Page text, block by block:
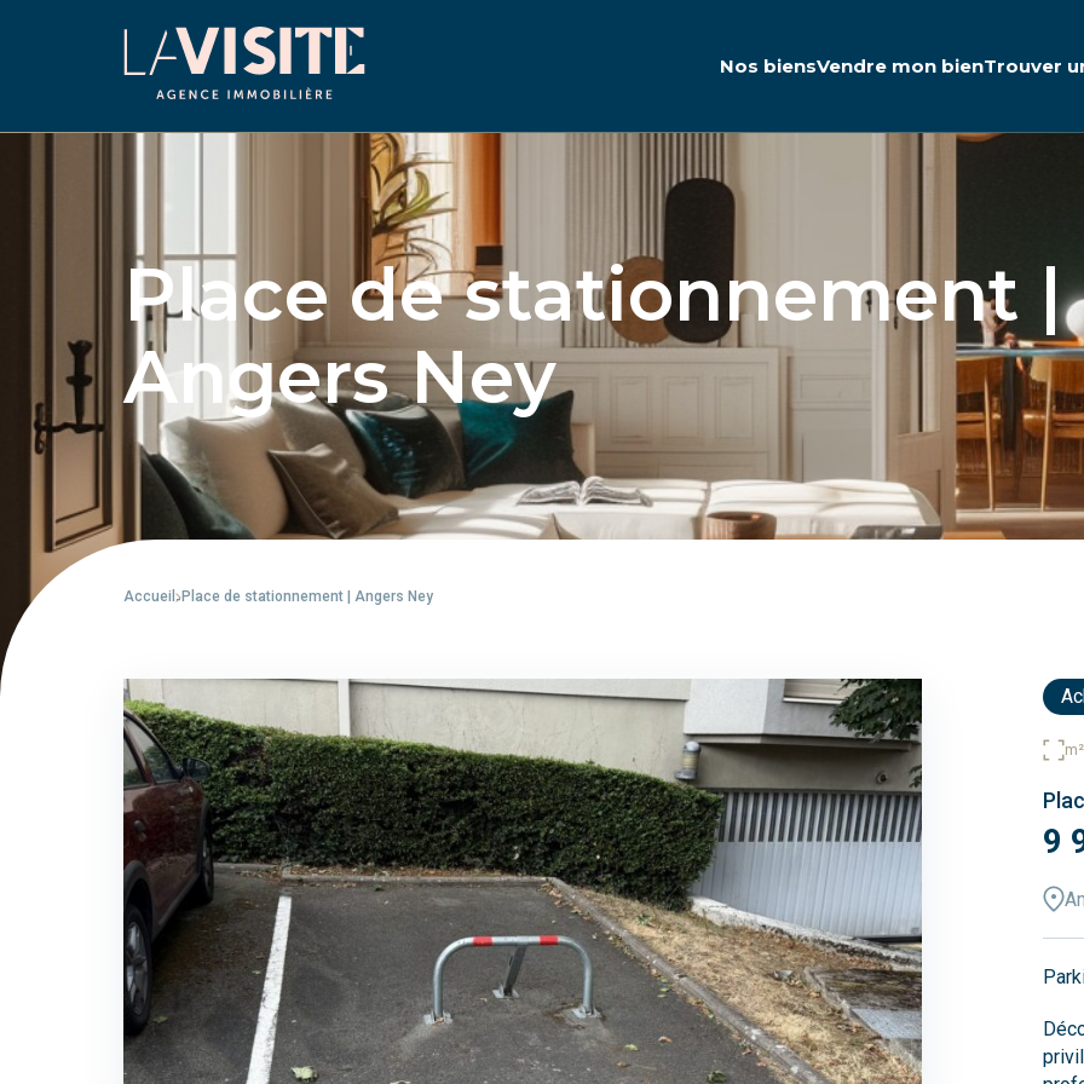
Nos biensVendre mon bienTrouver
Place de stationnement |
Angers Ney
Accueil - Place de stationnement | Angers Ney
m²
9